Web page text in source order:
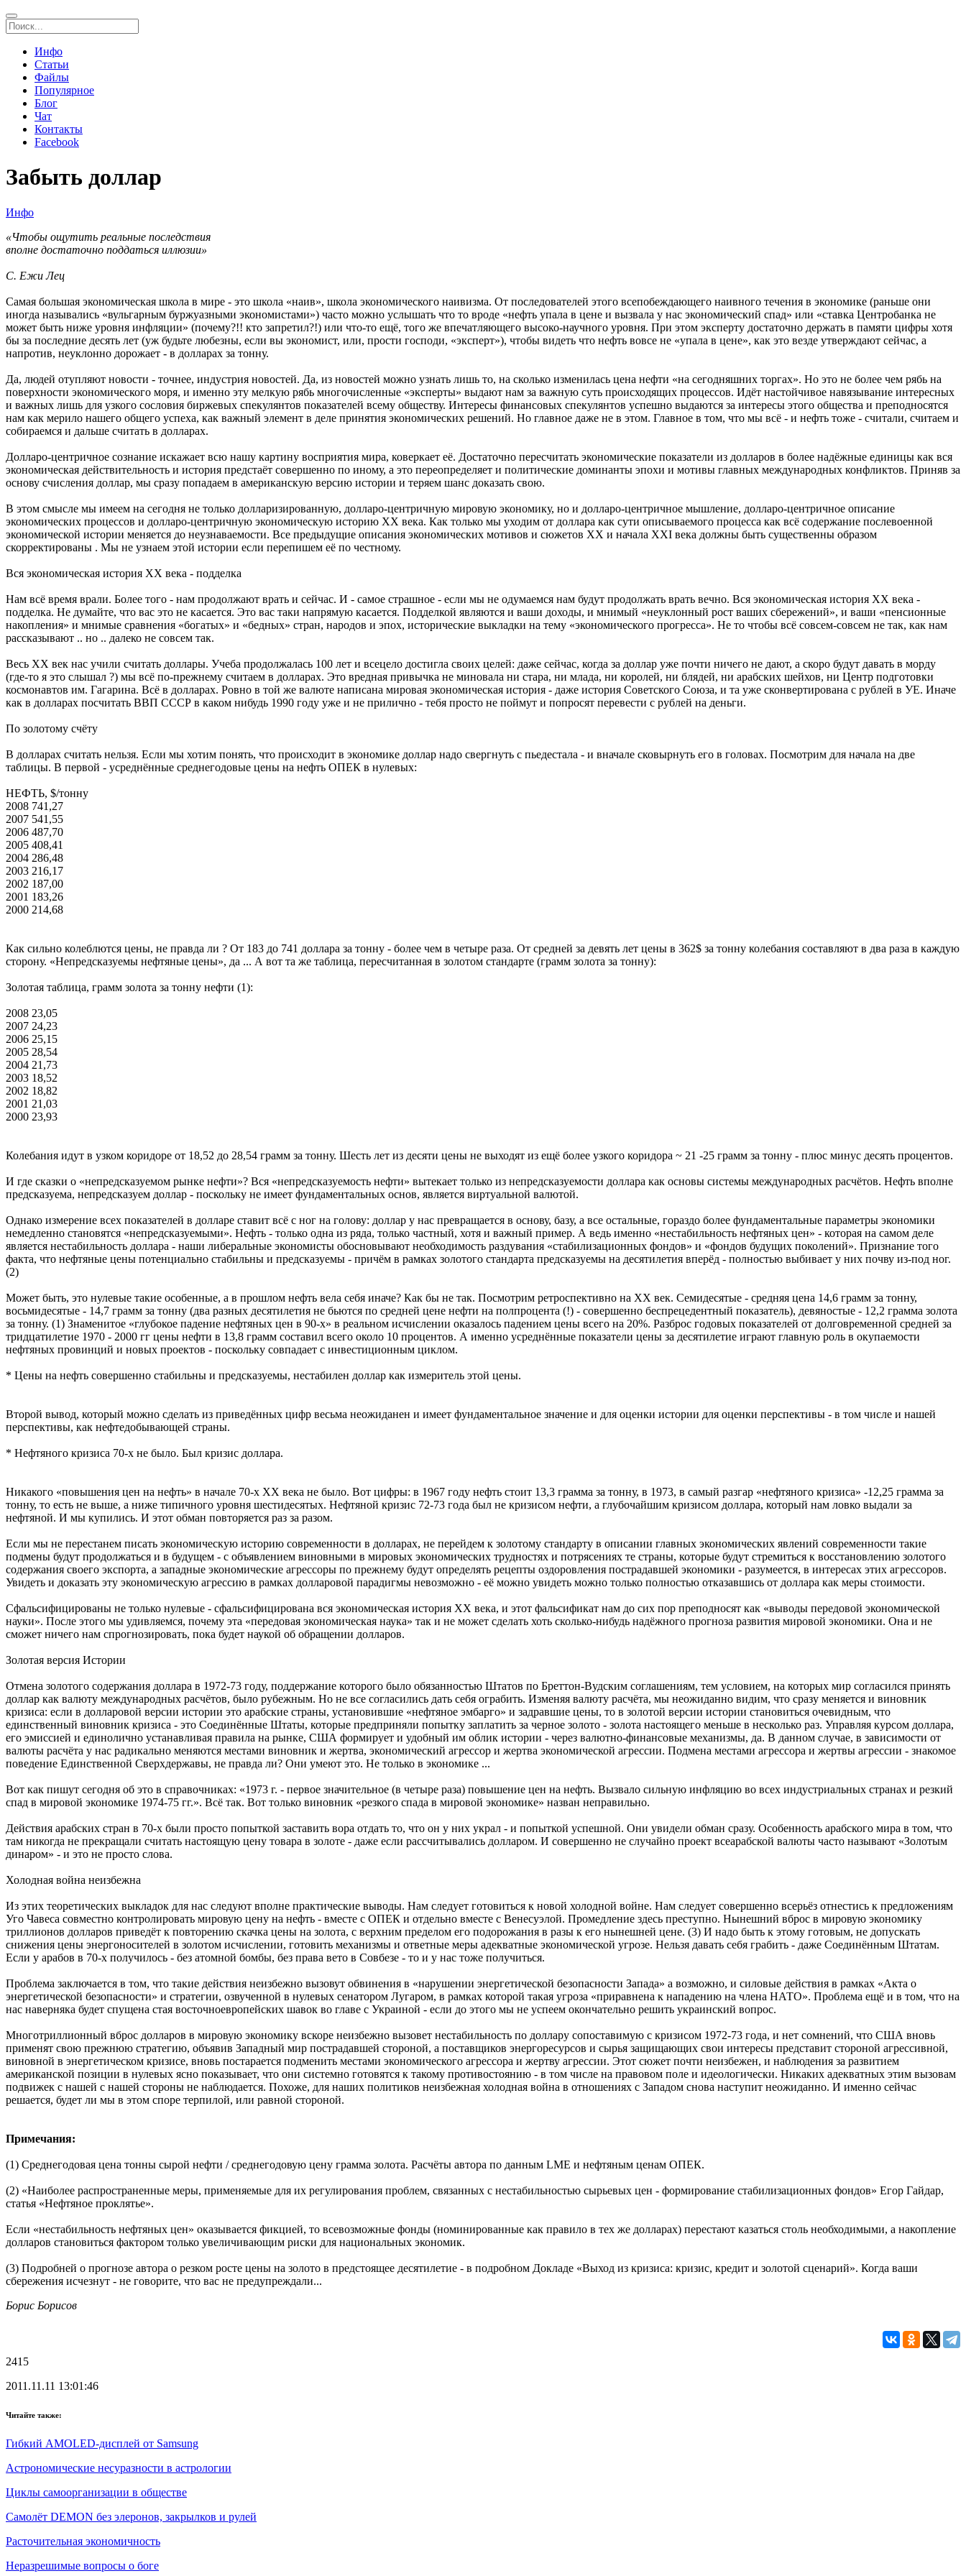
Инфо
Статьи
Файлы
Популярное
Блог
Чат
Контакты
Facebook
Забыть доллар
Инфо
«Чтобы ощутить реальные последствия
вполне достаточно поддаться иллюзии»
С. Ежи Лец
Самая большая экономическая школа в мире - это школа «наив», школа экономического наивизма. От последователей этого всепобеждающего наивного течения в экономике (раньше они
иногда назывались «вульгарным буржуазными экономистами») часто можно услышать что то вроде «нефть упала в цене и вызвала у нас экономический спад» или «ставка Центробанка не
может быть ниже уровня инфляции» (почему?!! кто запретил?!) или что-то ещё, того же впечатляющего высоко-научного уровня. При этом эксперту достаточно держать в памяти цифры хотя
бы за последние десять лет (уж будьте любезны, если вы экономист, или, прости господи, «эксперт»), чтобы видеть что нефть вовсе не «упала в цене», как это везде утверждают сейчас, а
напротив, неуклонно дорожает - в долларах за тонну.
Да, людей отупляют новости - точнее, индустрия новостей. Да, из новостей можно узнать лишь то, на сколько изменилась цена нефти «на сегодняшних торгах». Но это не более чем рябь на
поверхности экономического моря, и именно эту мелкую рябь многочисленные «эксперты» выдают нам за важную суть происходящих процессов. Идёт настойчивое навязывание интересных
и важных лишь для узкого сословия биржевых спекулянтов показателей всему обществу. Интересы финансовых спекулянтов успешно выдаются за интересы этого общества и преподносятся
нам как мерило нашего общего успеха, как важный элемент в деле принятия экономических решений. Но главное даже не в этом. Главное в том, что мы всё - и нефть тоже - считали, считаем и
собираемся и дальше считать в долларах.
Долларо-центричное сознание искажает всю нашу картину восприятия мира, коверкает её. Достаточно пересчитать экономические показатели из долларов в более надёжные единицы как вся
экономическая действительность и история предстаёт совершенно по иному, а это переопределяет и политические доминанты эпохи и мотивы главных международных конфликтов. Приняв за
основу счисления доллар, мы сразу попадаем в американскую версию истории и теряем шанс доказать свою.
В этом смысле мы имеем на сегодня не только долларизированную, долларо-центричную мировую экономику, но и долларо-центричное мышление, долларо-центричное описание
экономических процессов и долларо-центричную экономическую историю ХХ века. Как только мы уходим от доллара как сути описываемого процесса как всё содержание послевоенной
экономической истории меняется до неузнаваемости. Все предыдущие описания экономических мотивов и сюжетов ХХ и начала XXI века должны быть существенны образом
скорректированы . Мы не узнаем этой истории если перепишем её по честному.
Вся экономическая история ХХ века - подделка
Нам всё время врали. Более того - нам продолжают врать и сейчас. И - самое страшное - если мы не одумаемся нам будут продолжать врать вечно. Вся экономическая история ХХ века -
подделка. Не думайте, что вас это не касается. Это вас таки напрямую касается. Подделкой являются и ваши доходы, и мнимый «неуклонный рост ваших сбережений», и ваши «пенсионные
накопления» и мнимые сравнения «богатых» и «бедных» стран, народов и эпох, исторические выкладки на тему «экономического прогресса». Не то чтобы всё совсем-совсем не так, как нам
рассказывают .. но .. далеко не совсем так.
Весь ХХ век нас учили считать доллары. Учеба продолжалась 100 лет и всецело достигла своих целей: даже сейчас, когда за доллар уже почти ничего не дают, а скоро будут давать в морду
(где-то я это слышал ?) мы всё по-прежнему считаем в долларах. Это вредная привычка не миновала ни стара, ни млада, ни королей, ни блядей, ни арабских шейхов, ни Центр подготовки
космонавтов им. Гагарина. Всё в долларах. Ровно в той же валюте написана мировая экономическая история - даже история Советского Союза, и та уже сконвертирована с рублей в УЕ. Иначе
как в долларах посчитать ВВП СССР в каком нибудь 1990 году уже и не прилично - тебя просто не поймут и попросят перевести с рублей на деньги.
По золотому счёту
В долларах считать нельзя. Если мы хотим понять, что происходит в экономике доллар надо свергнуть с пьедестала - и вначале сковырнуть его в головах. Посмотрим для начала на две
таблицы. В первой - усреднённые среднегодовые цены на нефть ОПЕК в нулевых:
НЕФТЬ, $/тонну
2008 741,27
2007 541,55
2006 487,70
2005 408,41
2004 286,48
2003 216,17
2002 187,00
2001 183,26
2000 214,68
Как сильно колеблются цены, не правда ли ? От 183 до 741 доллара за тонну - более чем в четыре раза. От средней за девять лет цены в 362$ за тонну колебания составляют в два раза в каждую
сторону. «Непредсказуемы нефтяные цены», да ... А вот та же таблица, пересчитанная в золотом стандарте (грамм золота за тонну):
Золотая таблица, грамм золота за тонну нефти (1):
2008 23,05
2007 24,23
2006 25,15
2005 28,54
2004 21,73
2003 18,52
2002 18,82
2001 21,03
2000 23,93
Колебания идут в узком коридоре от 18,52 до 28,54 грамм за тонну. Шесть лет из десяти цены не выходят из ещё более узкого коридора ~ 21 -25 грамм за тонну - плюс минус десять процентов.
И где сказки о «непредсказуемом рынке нефти»? Вся «непредсказуемость нефти» вытекает только из непредсказуемости доллара как основы системы международных расчётов. Нефть вполне
предсказуема, непредсказуем доллар - поскольку не имеет фундаментальных основ, является виртуальной валютой.
Однако измерение всех показателей в долларе ставит всё с ног на голову: доллар у нас превращается в основу, базу, а все остальные, гораздо более фундаментальные параметры экономики
немедленно становятся «непредсказуемыми». Нефть - только одна из ряда, только частный, хотя и важный пример. А ведь именно «нестабильность нефтяных цен» - которая на самом деле
является нестабильность доллара - наши либеральные экономисты обосновывают необходимость раздувания «стабилизационных фондов» и «фондов будущих поколений». Признание того
факта, что нефтяные цены потенциально стабильны и предсказуемы - причём в рамках золотого стандарта предсказуемы на десятилетия вперёд - полностью выбивает у них почву из-под ног.
(2)
Может быть, это нулевые такие особенные, а в прошлом нефть вела себя иначе? Как бы не так. Посмотрим ретроспективно на ХХ век. Семидесятые - средняя цена 14,6 грамм за тонну,
восьмидесятые - 14,7 грамм за тонну (два разных десятилетия не бьются по средней цене нефти на полпроцента (!) - совершенно беспрецедентный показатель), девяностые - 12,2 грамма золота
за тонну. (1) Знаменитое «глубокое падение нефтяных цен в 90-х» в реальном исчислении оказалось падением цены всего на 20%. Разброс годовых показателей от долговременной средней за
тридцатилетие 1970 - 2000 гг цены нефти в 13,8 грамм составил всего около 10 процентов. А именно усреднённые показатели цены за десятилетие играют главную роль в окупаемости
нефтяных провинций и новых проектов - поскольку совпадает с инвестиционным циклом.
* Цены на нефть совершенно стабильны и предсказуемы, нестабилен доллар как измеритель этой цены.
Второй вывод, который можно сделать из приведённых цифр весьма неожиданен и имеет фундаментальное значение и для оценки истории для оценки перспективы - в том числе и нашей
перспективы, как нефтедобывающей страны.
* Нефтяного кризиса 70-х не было. Был кризис доллара.
Никакого «повышения цен на нефть» в начале 70-х ХХ века не было. Вот цифры: в 1967 году нефть стоит 13,3 грамма за тонну, в 1973, в самый разгар «нефтяного кризиса» -12,25 грамма за
тонну, то есть не выше, а ниже типичного уровня шестидесятых. Нефтяной кризис 72-73 года был не кризисом нефти, а глубочайшим кризисом доллара, который нам ловко выдали за
нефтяной. И мы купились. И этот обман повторяется раз за разом.
Если мы не перестанем писать экономическую историю современности в долларах, не перейдем к золотому стандарту в описании главных экономических явлений современности такие
подмены будут продолжаться и в будущем - с объявлением виновными в мировых экономических трудностях и потрясениях те страны, которые будут стремиться к восстановлению золотого
содержания своего экспорта, а западные экономические агрессоры по прежнему будут определять рецепты оздоровления пострадавшей экономики - разумеется, в интересах этих агрессоров.
Увидеть и доказать эту экономическую агрессию в рамках долларовой парадигмы невозможно - её можно увидеть можно только полностью отказавшись от доллара как меры стоимости.
Сфальсифицированы не только нулевые - сфальсифицирована вся экономическая история ХХ века, и этот фальсификат нам до сих пор преподносят как «выводы передовой экономической
науки». После этого мы удивляемся, почему эта «передовая экономическая наука» так и не может сделать хоть сколько-нибудь надёжного прогноза развития мировой экономики. Она и не
сможет ничего нам спрогнозировать, пока будет наукой об обращении долларов.
Золотая версия Истории
Отмена золотого содержания доллара в 1972-73 году, поддержание которого было обязанностью Штатов по Бреттон-Вудским соглашениям, тем условием, на которых мир согласился принять
доллар как валюту международных расчётов, было рубежным. Но не все согласились дать себя ограбить. Изменяя валюту расчёта, мы неожиданно видим, что сразу меняется и виновник
кризиса: если в долларовой версии истории это арабские страны, установившие «нефтяное эмбарго» и задравшие цены, то в золотой версии истории становиться очевидным, что
единственный виновник кризиса - это Соединённые Штаты, которые предприняли попытку заплатить за черное золото - золота настоящего меньше в несколько раз. Управляя курсом доллара,
его эмиссией и единолично устанавливая правила на рынке, США формирует и удобный им облик истории - через валютно-финансовые механизмы, да. В данном случае, в зависимости от
валюты расчёта у нас радикально меняются местами виновник и жертва, экономический агрессор и жертва экономической агрессии. Подмена местами агрессора и жертвы агрессии - знакомое
поведение Единственной Сверхдержавы, не правда ли? Они умеют это. Не только в экономике ...
Вот как пишут сегодня об это в справочниках: «1973 г. - первое значительное (в четыре раза) повышение цен на нефть. Вызвало сильную инфляцию во всех индустриальных странах и резкий
спад в мировой экономике 1974-75 гг.». Всё так. Вот только виновник «резкого спада в мировой экономике» назван неправильно.
Действия арабских стран в 70-х были просто попыткой заставить вора отдать то, что он у них украл - и попыткой успешной. Они увидели обман сразу. Особенность арабского мира в том, что
там никогда не прекращали считать настоящую цену товара в золоте - даже если рассчитывались долларом. И совершенно не случайно проект всеарабской валюты часто называют «Золотым
динаром» - и это не просто слова.
Холодная война неизбежна
Из этих теоретических выкладок для нас следуют вполне практические выводы. Нам следует готовиться к новой холодной войне. Нам следует совершенно всерьёз отнестись к предложениям
Уго Чавеса совместно контролировать мировую цену на нефть - вместе с ОПЕК и отдельно вместе с Венесуэлой. Промедление здесь преступно. Нынешний вброс в мировую экономику
триллионов долларов приведёт к повторению скачка цены на золота, с верхним пределом его подорожания в разы к его нынешней цене. (3) И надо быть к этому готовым, не допускать
снижения цены энергоносителей в золотом исчислении, готовить механизмы и ответные меры адекватные экономической угрозе. Нельзя давать себя грабить - даже Соединённым Штатам.
Если у арабов в 70-х получилось - без атомной бомбы, без права вето в Совбезе - то и у нас тоже получиться.
Проблема заключается в том, что такие действия неизбежно вызовут обвинения в «нарушении энергетической безопасности Запада» а возможно, и силовые действия в рамках «Акта о
энергетической безопасности» и стратегии, озвученной в нулевых сенатором Лугаром, в рамках которой такая угроза «приравнена к нападению на члена НАТО». Проблема ещё и в том, что на
нас наверняка будет спущена стая восточноевропейских шавок во главе с Украиной - если до этого мы не успеем окончательно решить украинский вопрос.
Многотриллионный вброс долларов в мировую экономику вскоре неизбежно вызовет нестабильность по доллару сопоставимую с кризисом 1972-73 года, и нет сомнений, что США вновь
применят свою прежнюю стратегию, объявив Западный мир пострадавшей стороной, а поставщиков энергоресурсов и сырья защищающих свои интересы представит стороной агрессивной,
виновной в энергетическом кризисе, вновь постарается подменить местами экономического агрессора и жертву агрессии. Этот сюжет почти неизбежен, и наблюдения за развитием
американской позиции в нулевых ясно показывает, что они системно готовятся к такому противостоянию - в том числе на правовом поле и идеологически. Никаких адекватных этим вызовам
подвижек с нашей с нашей стороны не наблюдается. Похоже, для наших политиков неизбежная холодная война в отношениях с Западом снова наступит неожиданно. И именно сейчас
решается, будет ли мы в этом споре терпилой, или равной стороной.
Примечания:
(1) Среднегодовая цена тонны сырой нефти / среднегодовую цену грамма золота. Расчёты автора по данным LME и нефтяным ценам ОПЕК.
(2) «Наиболее распространенные меры, применяемые для их регулирования проблем, связанных с нестабильностью сырьевых цен - формирование стабилизационных фондов» Егор Гайдар,
статья «Нефтяное проклятье».
Если «нестабильность нефтяных цен» оказывается фикцией, то всевозможные фонды (номинированные как правило в тех же долларах) перестают казаться столь необходимыми, а накопление
долларов становиться фактором только увеличивающим риски для национальных экономик.
(3) Подробней о прогнозе автора о резком росте цены на золото в предстоящее десятилетие - в подробном Докладе «Выход из кризиса: кризис, кредит и золотой сценарий». Когда ваши
сбережения исчезнут - не говорите, что вас не предупреждали...
Борис Борисов
2415
2011.11.11 13:01:46
Читайте также:
Гибкий AMOLED-дисплей от Samsung
Астрономические несуразности в астрологии
Циклы самоорганизации в обществе
Самолёт DEMON без элеронов, закрылков и рулей
Расточительная экономичность
Неразрешимые вопросы о боге